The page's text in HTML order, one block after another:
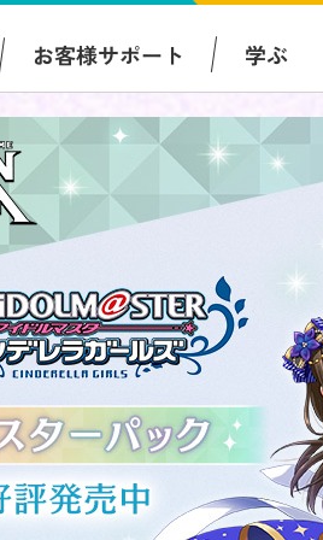
お客様サポート 学ぶ